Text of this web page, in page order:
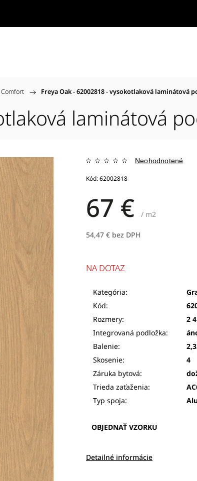
/ Freya Oak - 62002818 - vysokotlaková laminátová
laminátová
Neohodnotené
67 €/ m2
54,47 € bez DPH
Kód:62002818
Kategória:
Kód:
Rozmery:
2
Integrovaná podložka:
Balenie:
Skosenie:
4
Záruka bytová:
Trieda zaťaženia:
Typ spoja:
OBJEDNAŤ VZORKU
Detailné informácie
NA DOTAZ